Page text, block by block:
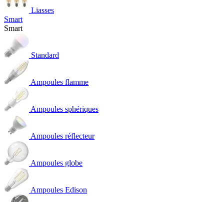
Liasses
Smart
Smart
Standard
Ampoules flamme
Ampoules sphériques
Ampoules réflecteur
Ampoules globe
Ampoules Edison